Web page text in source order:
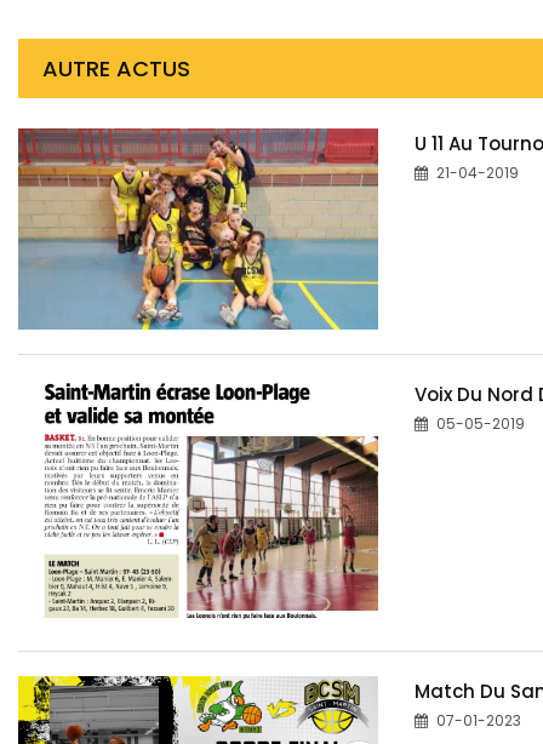
AUTRE ACTUS
U 11 Au
21-04-2019
Voix Du Nord
05-05-2019
Match Du
07-01-2023